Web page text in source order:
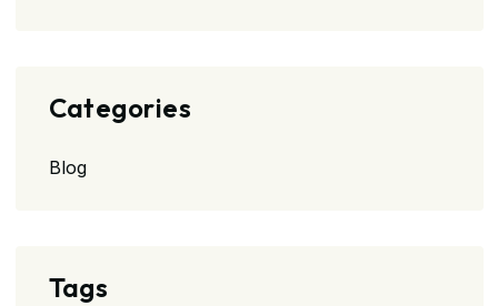
Categories
Blog
Tags